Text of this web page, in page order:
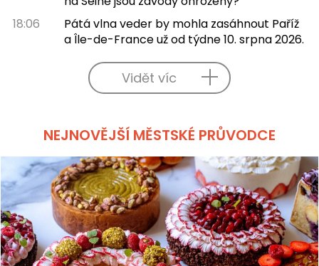
18:06
Pátá vlna veder by mohla zasáhnout Paříž
a Île-de-France už od týdne 10. srpna 2026.
Vidět víc
NEJNOVĚJŠÍ MĚSTSKÉ PRŮVODCE